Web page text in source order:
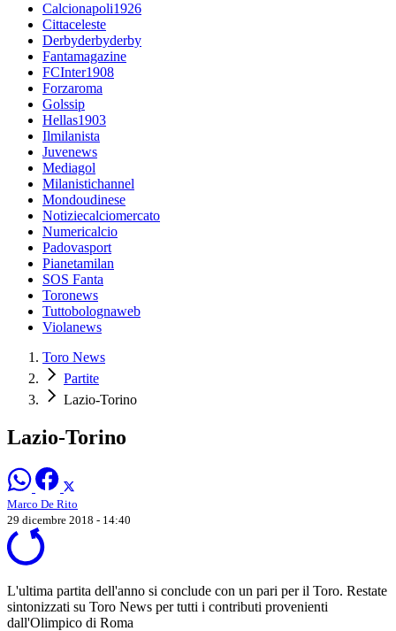
Calcionapoli1926
Cittaceleste
Derbyderbyderby
Fantamagazine
FCInter1908
Forzaroma
Golssip
Hellas1903
Ilmilanista
Juvenews
Mediagol
Milanistichannel
Mondoudinese
Notiziecalciomercato
Numericalcio
Padovasport
Pianetamilan
SOS Fanta
Toronews
Tuttobolognaweb
Violanews
Toro News
Partite
Lazio-Torino
Lazio-Torino
Marco De Rito
29 dicembre 2018 - 14:40
L'ultima partita dell'anno si conclude con un pari per il Toro. Restate
sintonizzati su Toro News per tutti i contributi provenienti
dall'Olimpico di Roma